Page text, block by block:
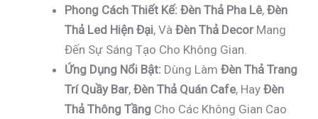
Phong Cách Thiết Kế: Đèn Thả Pha Lê, Đèn
Thả Led Hiện Đại, Và Đèn Thả Decor Mang
Đến Sự Sáng Tạo Cho Không Gian.
Ứng Dụng Nổi Bật: Dùng Làm Đèn Thả Trang
Trí Quầy Bar, Đèn Thả Quán Cafe, Hay Đèn
Thả Thông Tầng Cho Các Không Gian Cao